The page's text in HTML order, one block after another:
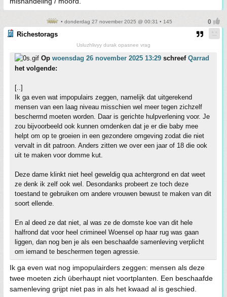
• donderdag 27 november 2025 @ 00:31 • 145
Richestorags
Usluzhlivyy durak opasnee vrag
Op woensdag 26 november 2025 13:29 schreef Qarrad
het volgende:
[..]
Ik ga even wat impopulairs zeggen, namelijk dat uitgerekend
mensen van een laag niveau misschien wel meer tegen zichzelf
beschermd moeten worden. Daar is gerichte hulpverlening voor. Je
zou bijvoorbeeld ook kunnen omdenken dat je er die baby mee
helpt om op te groeien in een gezondere omgeving zodat die niet
vervalt in dit patroon. Anders zitten we over een jaar of 18 die ook
uit te maken voor domme kut.
Deze dame klinkt niet heel geweldig qua achtergrond en dat weet
ze denk ik zelf ook wel. Desondanks probeert ze toch deze
toestand te gebruiken om andere vrouwen bewust te maken van dit
soort ellende.
En al deed ze dat niet, al was ze de domste koe van dit hele
halfrond dat voor heel crimineel Woensel op haar rug was gaan
liggen, dan nog ben je als een beschaafde samenleving verplicht
om iemand te beschermen tegen agressie.
Ik ga even wat nog impopulairders zeggen: mensen als deze
twee moeten zich überhaupt niet voortplanten. Een beschaafde
samenleving grijpt niet pas in als het kwaad al is geschied.